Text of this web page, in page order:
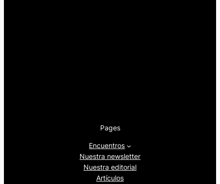
Pages
Encuentros
Nuestra newsletter
Nuestra editorial
Artículos